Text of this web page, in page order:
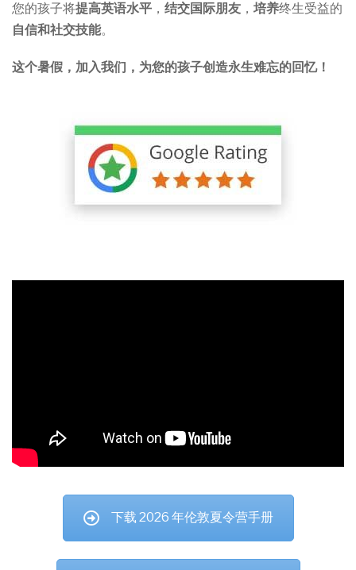
您的孩子将提高英语水平 ， 结交国际朋友 ， 培养终生受益的
自信和社交技能。
这个暑假，加入我们，为您的孩子创造永生难忘的回忆！
下载 2026 年伦敦夏令营手册